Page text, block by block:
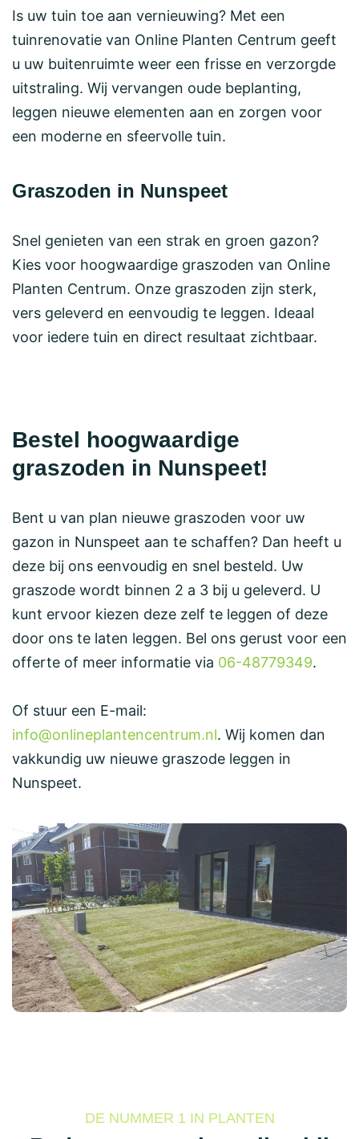
Is uw tuin toe aan vernieuwing? Met een
tuinrenovatie van Online Planten Centrum geeft
u uw buitenruimte weer een frisse en verzorgde
uitstraling. Wij vervangen oude beplanting,
leggen nieuwe elementen aan en zorgen voor
een moderne en sfeervolle tuin.
Graszoden in Nunspeet
Snel genieten van een strak en groen gazon?
Kies voor hoogwaardige graszoden van Online
Planten Centrum. Onze graszoden zijn sterk,
vers geleverd en eenvoudig te leggen. Ideaal
voor iedere tuin en direct resultaat zichtbaar.
Bestel hoogwaardige
graszoden in Nunspeet!
Bent u van plan nieuwe graszoden voor uw
gazon in Nunspeet aan te schaffen? Dan heeft u
deze bij ons eenvoudig en snel besteld. Uw
graszode wordt binnen 2 a 3 bij u geleverd. U
kunt ervoor kiezen deze zelf te leggen of deze
door ons te laten leggen. Bel ons gerust voor een
offerte of meer informatie via 06-48779349.
Of stuur een E-mail:
info@onlineplantencentrum.nl. Wij komen dan
vakkundig uw nieuwe graszode leggen in
Nunspeet.
DE NUMMER 1 IN PLANTEN